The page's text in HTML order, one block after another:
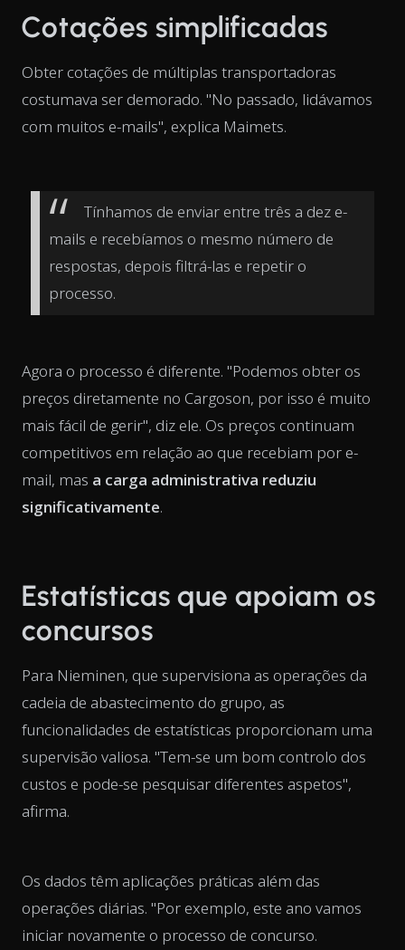
Cotações simplificadas
Obter cotações de múltiplas transportadoras
costumava ser demorado. "No passado, lidávamos
com muitos e-mails", explica Maimets.
Tínhamos de enviar entre três a dez e-
mails e recebíamos o mesmo número de
respostas, depois filtrá-las e repetir o
processo.
Agora o processo é diferente. "Podemos obter os
preços diretamente no Cargoson, por isso é muito
mais fácil de gerir", diz ele. Os preços continuam
competitivos em relação ao que recebiam por e-
mail, mas a carga administrativa reduziu
significativamente.
Estatísticas que apoiam os
concursos
Para Nieminen, que supervisiona as operações da
cadeia de abastecimento do grupo, as
funcionalidades de estatísticas proporcionam uma
supervisão valiosa. "Tem-se um bom controlo dos
custos e pode-se pesquisar diferentes aspetos",
afirma.
Os dados têm aplicações práticas além das
operações diárias. "Por exemplo, este ano vamos
iniciar novamente o processo de concurso.